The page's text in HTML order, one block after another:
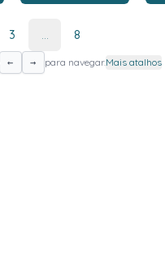
3 ... 8
← → para navegar.Mais atalhos